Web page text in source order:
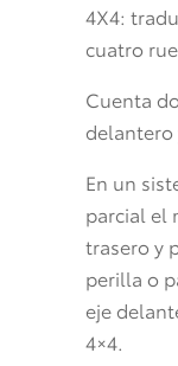
4X4:
cuatro
Cuenta
delantero
En un
parcial el
trasero y
perilla o
eje
4×4.